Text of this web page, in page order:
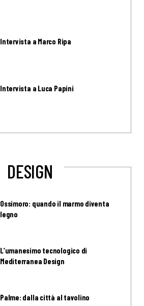
Intervista a Marco Ripa
Intervista a Luca Papini
DESIGN
Ossimoro: quando il marmo diventa
legno
L’umanesimo tecnologico di
Mediterranea Design
Palme: dalla città al tavolino